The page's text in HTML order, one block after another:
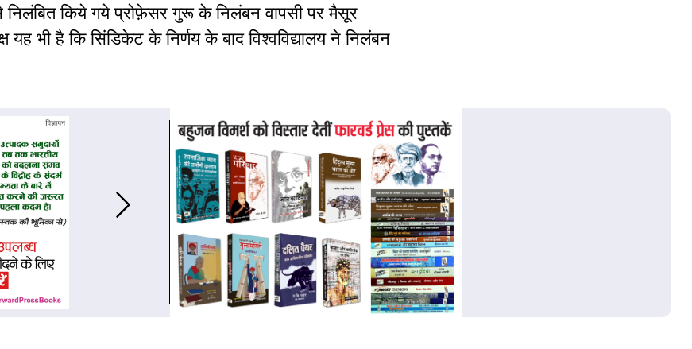
किये गये प्रोफ़ेसर गुरू के निलंबन वापसी पर मैसूर
यह भी है कि सिंडिकेट के निर्णय के बाद विश्वविद्यालय ने निलंबन